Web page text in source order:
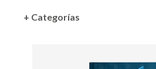
+ Categorías